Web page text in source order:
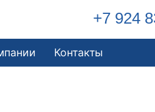
+7 924
Контакты